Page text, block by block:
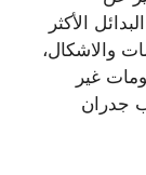
الأكثر
والاشكال،
غير
جدران